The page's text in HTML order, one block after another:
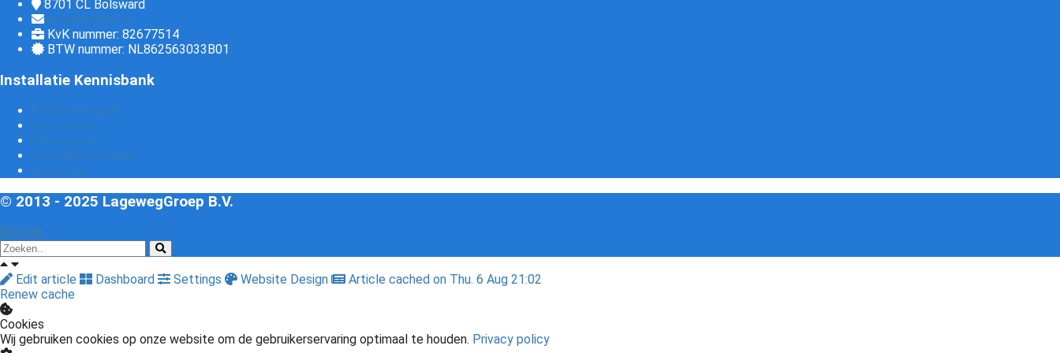
8701 CL Bolsward
info@installo.nl
KvK nummer: 82677514
BTW nummer: NL862563033B01
Installatie Kennisbank
Elektrotechniek
Verwarming
Fabrikanten
Installatietechniek
Domotica
© 2013 - 2025 LagewegGroep B.V.
Edit article Dashboard Settings Website Design
Article cached on Thu. 6 Aug 21:02
Renew cache
Cookies
Wij gebruiken cookies op onze website om de gebruikerservaring optimaal te houden. Privacy policy